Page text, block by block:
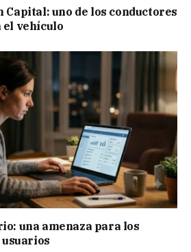
Capital: uno de los conductores
el vehículo
una amenaza para los